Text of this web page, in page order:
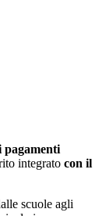
pagamenti
integrato con il
scuole agli